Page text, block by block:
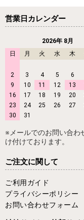
営業日カレンダー
2026年 8月
日
月 火 水 木
2
3 4 5 6
9
10 11 12 13
16
17 18 19 20
23
24 25 26 27
30
31
※メールでのお問い合わ
け付けております。
ご注文に関して
ご利用ガイド
プライバシーポリシー
お問い合わせフォーム